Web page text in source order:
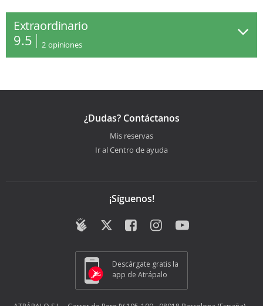
Extraordinario
9.5 2 opiniones
¿Dudas? Contáctanos
Mis reservas
Ir al Centro de ayuda
¡Síguenos!
Descárgate gratis la
app de Atrápalo